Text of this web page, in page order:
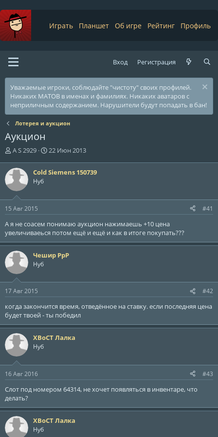
Играть Планшет Об игре Рейтинг Профиль
Вход Регистрация
Уважаемые игроки, соблюдайте "чистоту" своих профилей.
Никаких МАТОВ в именах и фамилиях. Никаких аватаров с
неприличным содержанием. Нарушители будут попадать в бан!
Лотерея и аукцион
Аукцион
А
т
о
р
т
е
м
A S 2929
Д
а
ч
а
22 Июн 2013
Cold Siemens 150739
Нуб
15 Авг 2015 #41
А я не соасем понимаю аукцион нажимаешь +10 цена
увеличиваеься потом ещё и ещё и как в итоге покупать???
Чешир РрР
Нуб
17 Авг 2015 #42
когда закончится время, отведённое на ставку. если последняя цена
будет твоей - ты победил
ХВоСТ Лалка
Нуб
16 Авг 2016 #43
Слот под номером 64314, не хочет появляться в инвентаре, что
делать?
ХВоСТ Лалка
Нуб